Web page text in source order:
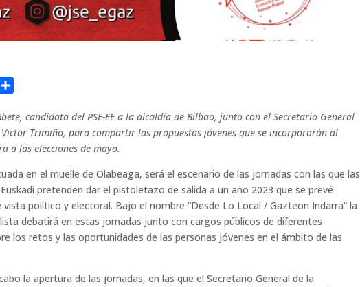
m
p
a
r
t
i
r
candidata del PSE-EE a la alcaldía de Bilbao, junto con el Secretario General
Trimiño, para compartir las propuestas jóvenes que se incorporarán al
a las elecciones de mayo.
en el muelle de Olabeaga, será el escenario de las jornadas con las que las
pretenden dar el pistoletazo de salida a un año 2023 que se prevé
político y electoral. Bajo el nombre “Desde Lo Local / Gazteon Indarra” la
debatirá en estas jornadas junto con cargos públicos de diferentes
los retos y las oportunidades de las personas jóvenes en el ámbito de las
la apertura de las jornadas, en las que el Secretario General de la